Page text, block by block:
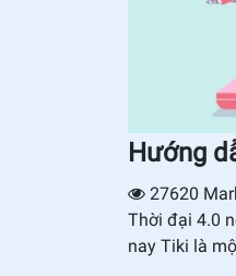
Hướng
27620
Thời đại 4.0
nay Tiki là